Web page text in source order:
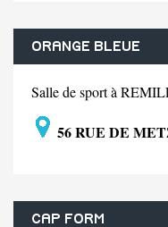
ORANGE BLEUE
Salle de sport à
56 RUE DE
CAP FORM